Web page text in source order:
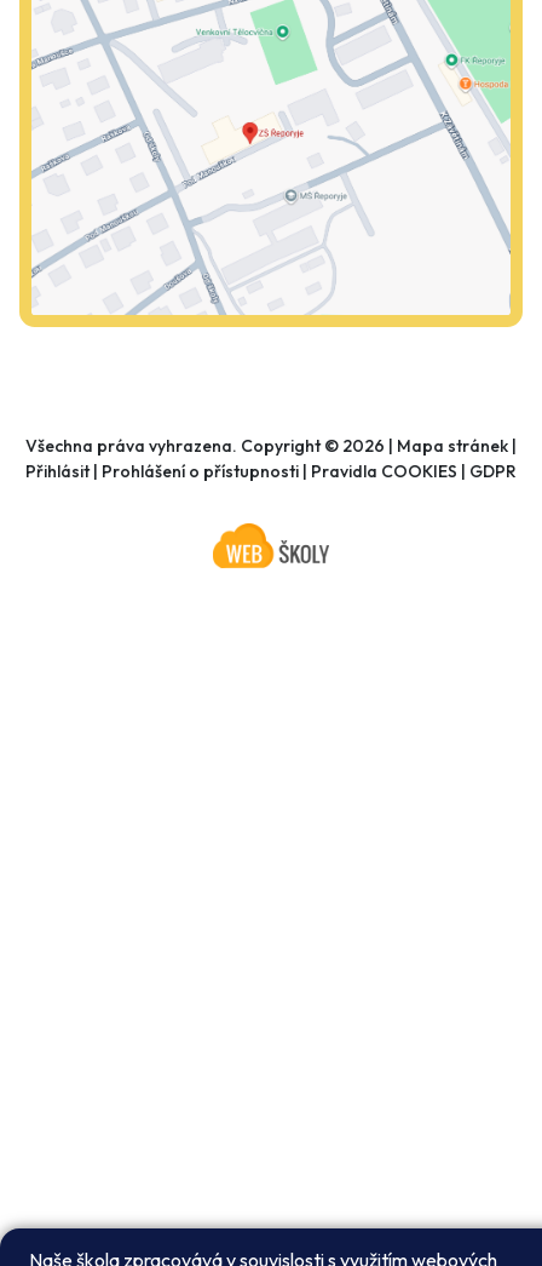
Všechna práva vyhrazena. Copyright © 2026 | Mapa stránek |
Přihlásit| Prohlášení o přístupnosti | Pravidla COOKIES | GDPR
Naše škola zpracovává v souvislosti s využitím webových